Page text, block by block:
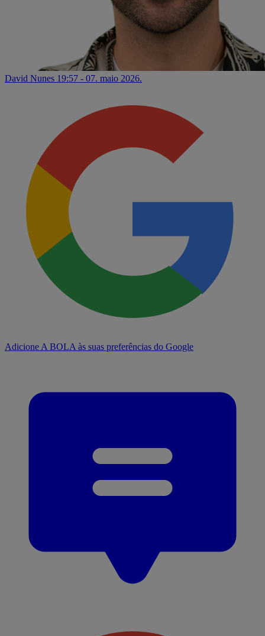
David Nunes 19:57 - 07. maio 2026.
Adicione A BOLA às suas preferências do Google